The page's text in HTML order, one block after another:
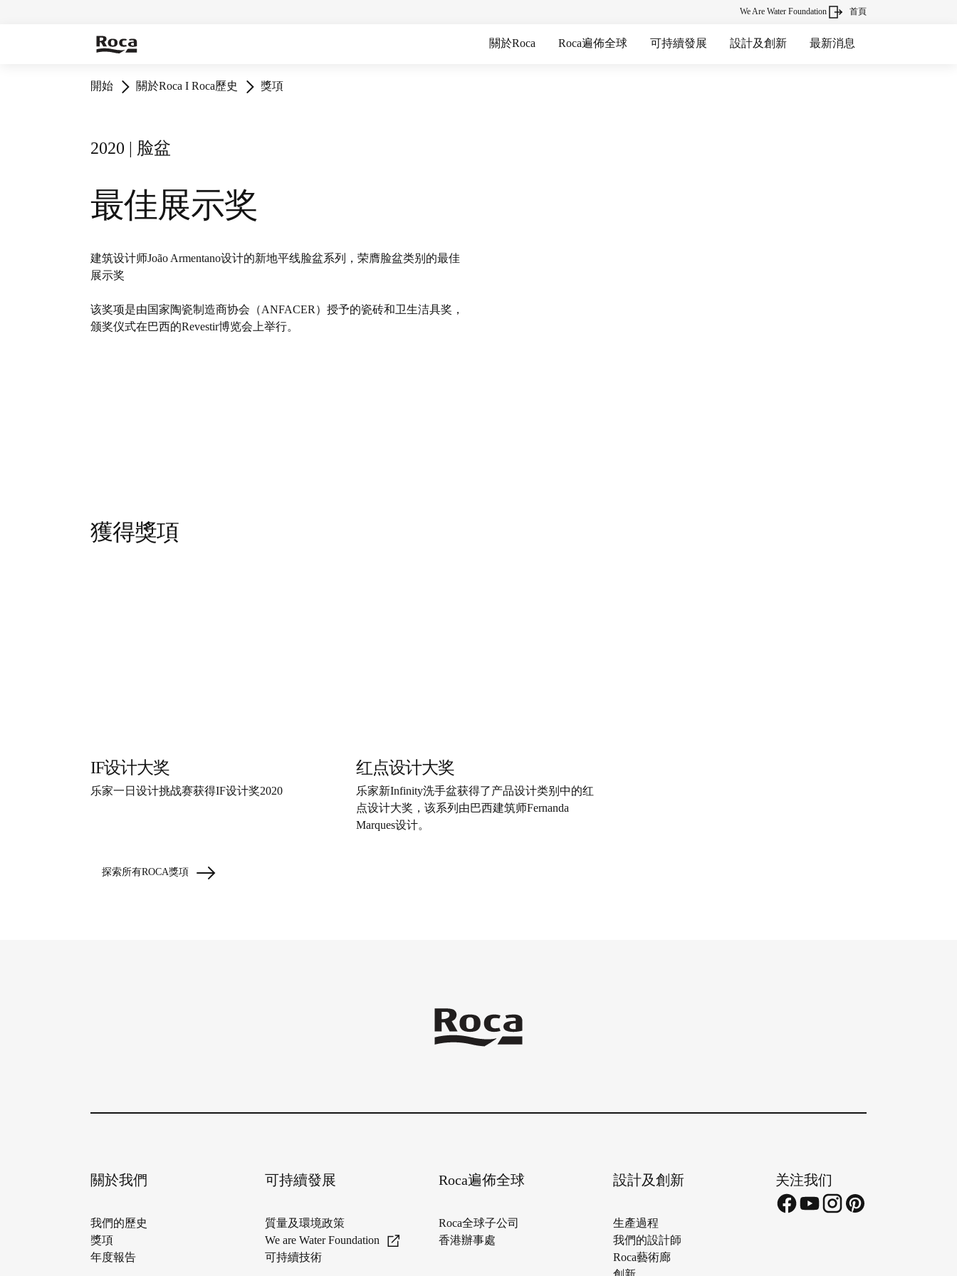
We Are Water Foundation 首頁
關於Roca Roca遍佈全球 可持續發展 設計及創新 最新消息
開始 關於Roca I Roca歷史 獎項
2020 | 脸盆
最佳展示奖
建筑设计师João Armentano设计的新地平线脸盆系列，荣膺脸盆类别的最佳
展示奖
该奖项是由国家陶瓷制造商协会（ANFACER）授予的瓷砖和卫生洁具奖，
颁奖仪式在巴西的Revestir博览会上举行。
獲得獎項
IF设计大奖
乐家一日设计挑战赛获得IF设计奖2020
红点设计大奖
乐家新Infinity洗手盆获得了产品设计类别中的红
点设计大奖，该系列由巴西建筑师Fernanda
Marques设计。
探索所有ROCA獎項
關於我們
我們的歷史
獎項
年度報告
可持續發展
質量及環境政策
We are Water Foundation
可持續技術
Roca遍佈全球
Roca全球子公司
香港辦事處
設計及創新
生產過程
我們的設計師
Roca藝術廊
关注我们